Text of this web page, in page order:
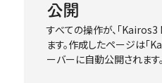
公開
すべての操作が、｢
ます。作成したページは
ーバーに自動公開されます。